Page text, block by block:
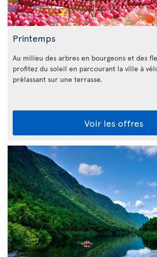
Printemps
Au milieu des arbres en bourgeons et des
profitez du soleil en parcourant la ville à
prélassant sur une terrasse.
Voir les offres